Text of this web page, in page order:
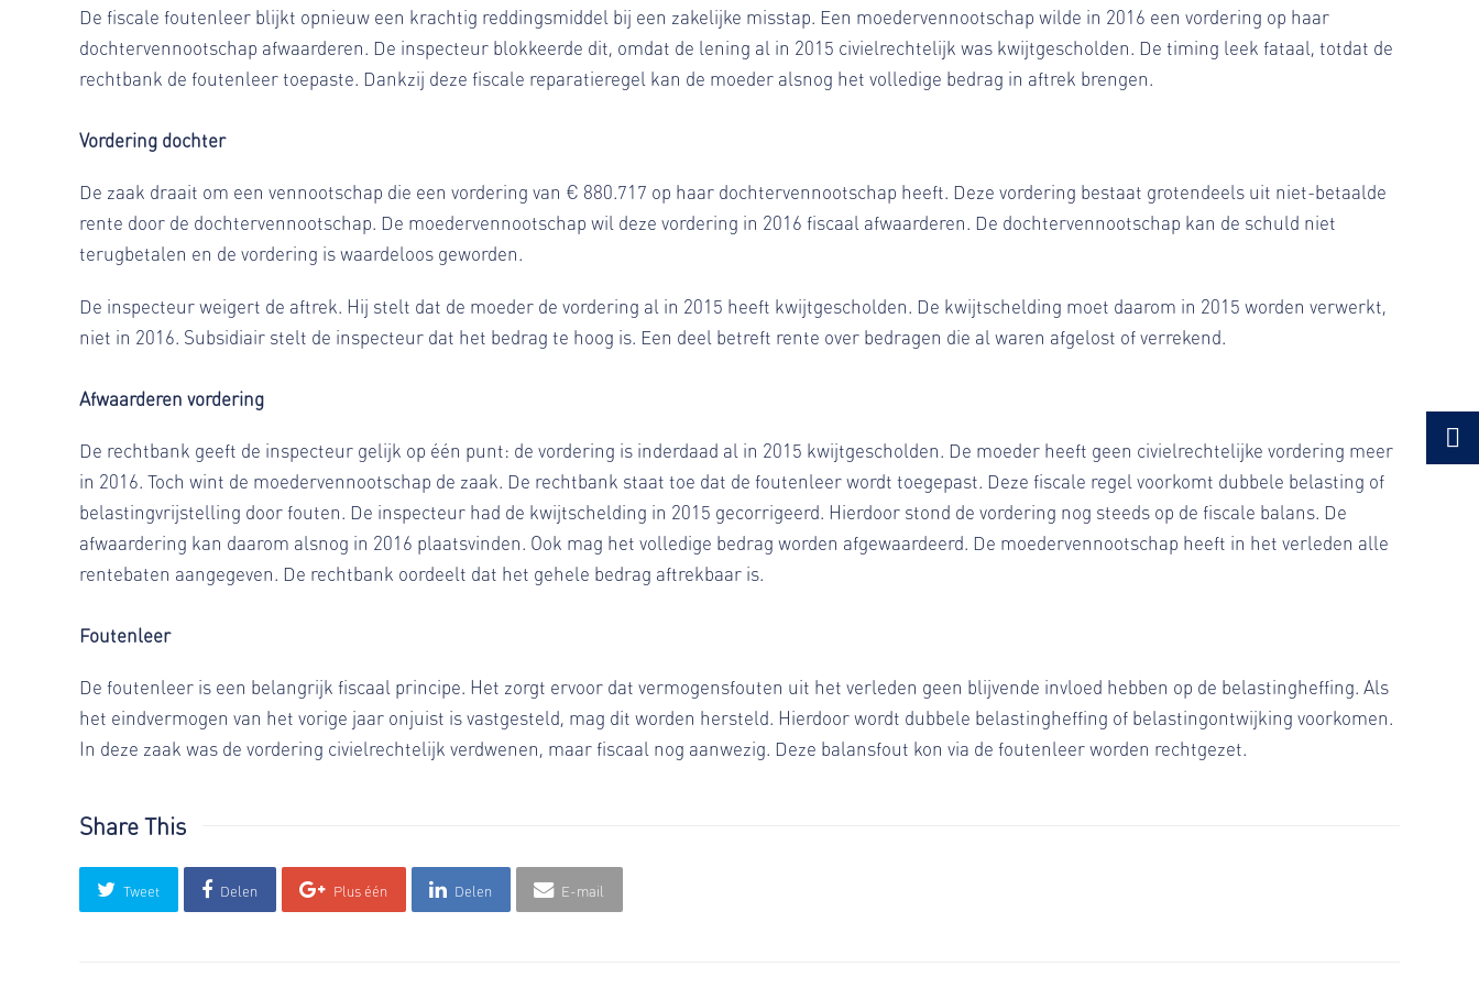
De fiscale foutenleer blijkt opnieuw een krachtig reddingsmiddel bij een zakelijke misstap. Een moedervennootschap wilde in 2016 een vordering op haar
dochtervennootschap afwaarderen. De inspecteur blokkeerde dit, omdat de lening al in 2015 civielrechtelijk was kwijtgescholden. De timing leek fataal, totdat de
rechtbank de foutenleer toepaste. Dankzij deze fiscale reparatieregel kan de moeder alsnog het volledige bedrag in aftrek brengen.
Vordering dochter
De zaak draait om een vennootschap die een vordering van € 880.717 op haar dochtervennootschap heeft. Deze vordering bestaat grotendeels uit niet-betaalde
rente door de dochtervennootschap. De moedervennootschap wil deze vordering in 2016 fiscaal afwaarderen. De dochtervennootschap kan de schuld niet
terugbetalen en de vordering is waardeloos geworden.
De inspecteur weigert de aftrek. Hij stelt dat de moeder de vordering al in 2015 heeft kwijtgescholden. De kwijtschelding moet daarom in 2015 worden verwerkt,
niet in 2016. Subsidiair stelt de inspecteur dat het bedrag te hoog is. Een deel betreft rente over bedragen die al waren afgelost of verrekend.
Afwaarderen vordering
De rechtbank geeft de inspecteur gelijk op één punt: de vordering is inderdaad al in 2015 kwijtgescholden. De moeder heeft geen civielrechtelijke vordering meer
in 2016. Toch wint de moedervennootschap de zaak. De rechtbank staat toe dat de foutenleer wordt toegepast. Deze fiscale regel voorkomt dubbele belasting of
belastingvrijstelling door fouten. De inspecteur had de kwijtschelding in 2015 gecorrigeerd. Hierdoor stond de vordering nog steeds op de fiscale balans. De
afwaardering kan daarom alsnog in 2016 plaatsvinden. Ook mag het volledige bedrag worden afgewaardeerd. De moedervennootschap heeft in het verleden alle
rentebaten aangegeven. De rechtbank oordeelt dat het gehele bedrag aftrekbaar is.
Foutenleer
De foutenleer is een belangrijk fiscaal principe. Het zorgt ervoor dat vermogensfouten uit het verleden geen blijvende invloed hebben op de belastingheffing. Als
het eindvermogen van het vorige jaar onjuist is vastgesteld, mag dit worden hersteld. Hierdoor wordt dubbele belastingheffing of belastingontwijking voorkomen.
In deze zaak was de vordering civielrechtelijk verdwenen, maar fiscaal nog aanwezig. Deze balansfout kon via de foutenleer worden rechtgezet.
Share This
Tweet Delen Plus één Delen E-mail